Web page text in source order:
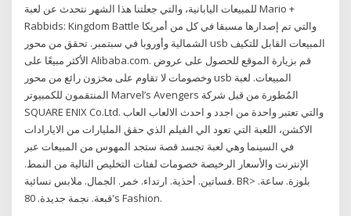
للمبيعات اليابانية، والتي جعلتنا هذا الشهر نتحدث عن لعبة Mario +
Rabbids: Kingdom Battle والتي تم إصدارها مسبقا في كل من أمريكا
الشمالية وأوروبا في سبتمبر. تحقق من محور usb المبيعات القابل للتكيف
الأكثر مبيعًا على Alibaba.com. قم بزيارة الموقع للحصول على عروض
وخصومات لا تقاوم على مخزون رائع من محور usb المبيعات. لعبة
المنتقمون للكمبيوتر Marvel’s Avengers المُطورة من قبل شركة
SQUARE ENIX Co.Ltd. والتي تعتبر واحدة من اجدد و احدث الالعاب العاب
الاكشن، اللعبة التي تعود الي الفيلم الذي حقق المليارات من الايارادات
في السينما وهي لعبة تجسد قصة ستجد المهوس من المبيعات عبر
الإنترنت والأسعار الرخيصة خصومات لفئات التخليص التالية من النمط.
فساتين. أحذية. ارتداء. خمر. الجمال. ملابس نسائية. BR> بلوزة. ساعة.
قبعة. نجمة جديدة. 80's Fashion.